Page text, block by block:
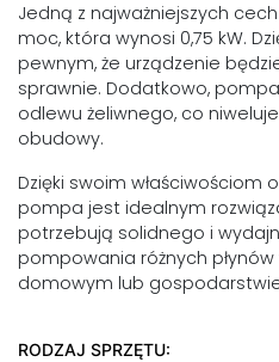
Jedną z najważniejszych
moc, która wynosi 0,75 kW.
pewnym, że urządzenie
sprawnie. Dodatkowo,
odlewu żeliwnego, co
obudowy.
Dzięki swoim właściwościom
pompa jest idealnym
potrzebują solidnego i
pompowania różnych
domowym lub
RODZAJ SPRZĘTU: